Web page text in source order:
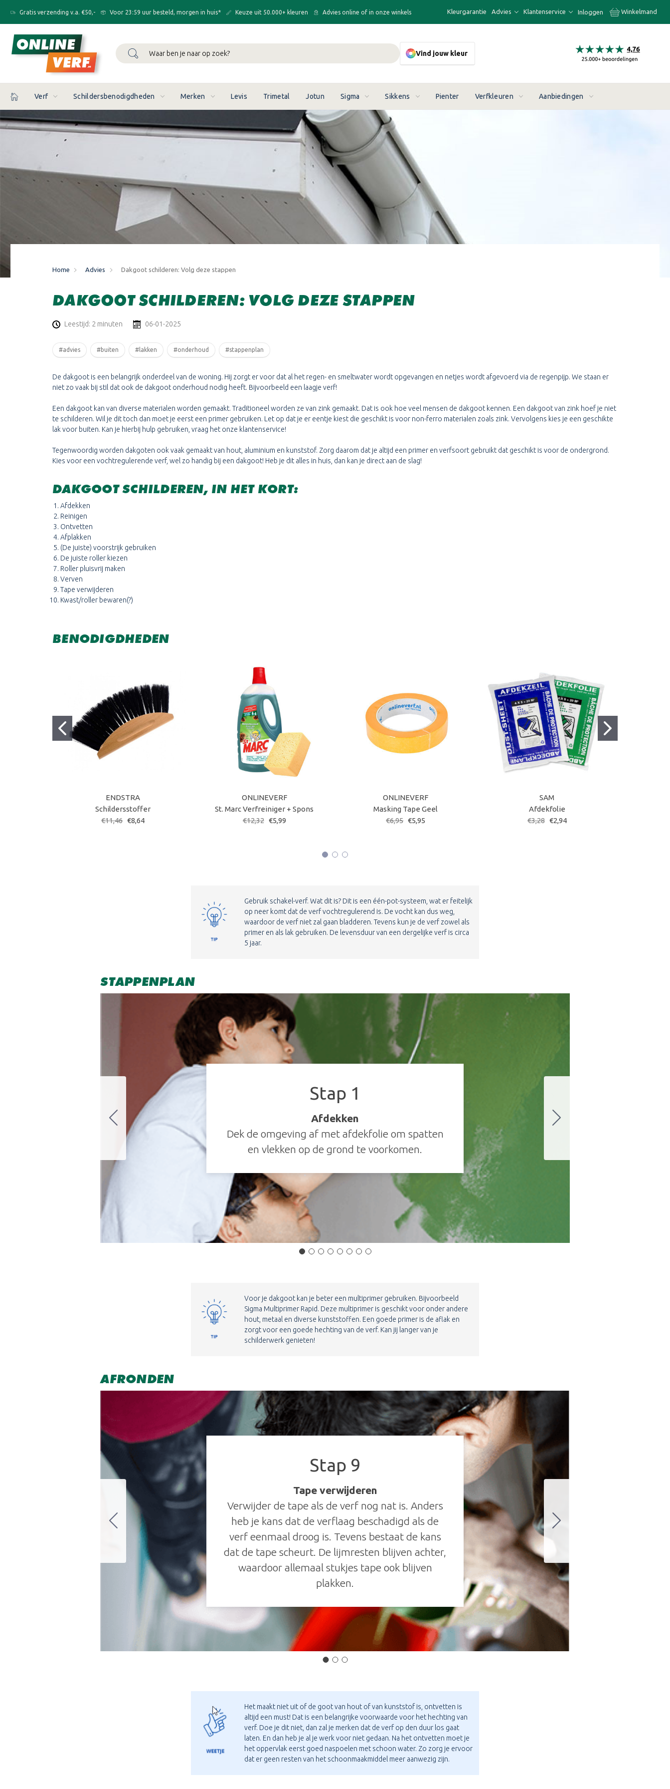
Gratis verzending v.a. €50,- Voor 23:59 uur besteld, morgen in huis* Keuze uit 50.000+ kleuren Advies online of in onze winkels Kleurgarantie Advies Klantenservice Inloggen Winkelmand
Zoeken
Vind jouw kleur
Verf Schildersbenodigdheden Merken Levis Trimetal Jotun Sigma Sikkens Pienter Verfkleuren Aanbiedingen
Home Advies Dakgoot schilderen: Volg deze stappen
DAKGOOT SCHILDEREN: VOLG DEZE STAPPEN
Leestijd: 2 minuten 06-01-2025
#advies #buiten #lakken #onderhoud #stappenplan
De dakgoot is een belangrijk onderdeel van de woning. Hij zorgt er voor dat al het regen- en smeltwater wordt opgevangen en netjes wordt afgevoerd via de regenpijp. We staan er
niet zo vaak bij stil dat ook de dakgoot onderhoud nodig heeft. Bijvoorbeeld een laagje verf!
Een dakgoot kan van diverse materialen worden gemaakt. Traditioneel worden ze van zink gemaakt. Dat is ook hoe veel mensen de dakgoot kennen. Een dakgoot van zink hoef je niet
te schilderen. Wil je dit toch dan moet je eerst een primer gebruiken. Let op dat je er eentje kiest die geschikt is voor non-ferro materialen zoals zink. Vervolgens kies je een geschikte
lak voor buiten. Kan je hierbij hulp gebruiken, vraag het onze klantenservice!
Tegenwoordig worden dakgoten ook vaak gemaakt van hout, aluminium en kunststof. Zorg daarom dat je altijd een primer en verfsoort gebruikt dat geschikt is voor de ondergrond.
Kies voor een vochtregulerende verf, wel zo handig bij een dakgoot! Heb je dit alles in huis, dan kan je direct aan de slag!
DAKGOOT SCHILDEREN, IN HET KORT:
Afdekken
Reinigen
Ontvetten
Afplakken
(De juiste) voorstrijk gebruiken
De juiste roller kiezen
Roller pluisvrij maken
Verven
Tape verwijderen
Kwast/roller bewaren(?)
BENODIGDHEDEN
ENDSTRA
Schildersstoffer
€11,46 €8,64
ONLINEVERF
St. Marc Verfreiniger + Spons
€12,32 €5,99
ONLINEVERF
Masking Tape Geel
€6,95 €5,95
SAM
Afdekfolie
€3,28 €2,94
Gebruik schakel-verf. Wat dit is? Dit is een één-pot-systeem, wat er feitelijk
op neer komt dat de verf vochtregulerend is. De vocht kan dus weg,
waardoor de verf niet zal gaan bladderen. Tevens kun je de verf zowel als
primer en als lak gebruiken. De levensduur van een dergelijke verf is circa
5 jaar.
STAPPENPLAN
Stap 1
Afdekken
Dek de omgeving af met afdekfolie om spatten
en vlekken op de grond te voorkomen.
Voor je dakgoot kan je beter een multiprimer gebruiken. Bijvoorbeeld
Sigma Multiprimer Rapid. Deze multiprimer is geschikt voor onder andere
hout, metaal en diverse kunststoffen. Een goede primer is de aflak en
zorgt voor een goede hechting van de verf. Kan jij langer van je
schilderwerk genieten!
AFRONDEN
Stap 9
Tape verwijderen
Verwijder de tape als de verf nog nat is. Anders
heb je kans dat de verflaag beschadigd als de
verf eenmaal droog is. Tevens bestaat de kans
dat de tape scheurt. De lijmresten blijven achter,
waardoor allemaal stukjes tape ook blijven
plakken.
Het maakt niet uit of de goot van hout of van kunststof is, ontvetten is
altijd een must! Dat is een belangrijke voorwaarde voor het hechting van
verf. Doe je dit niet, dan zal je merken dat de verf op den duur los gaat
laten. En dan heb je al je werk voor niet gedaan. Na het ontvetten moet je
het oppervlak eerst goed naspoelen met schoon water. Zo zorg je ervoor
dat er geen resten van het schoonmaakmiddel meer aanwezig zijn.